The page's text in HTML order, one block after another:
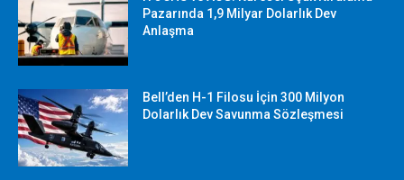
Pazarında 1,9 Milyar Dolarlık Dev
Anlaşma
Bell’den H-1 Filosu İçin 300 Milyon
Dolarlık Dev Savunma Sözleşmesi